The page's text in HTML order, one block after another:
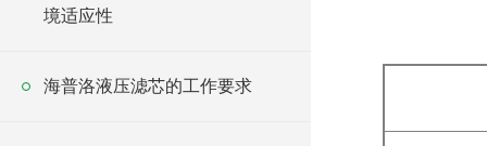
境适应性
海普洛液压滤芯的工作要求